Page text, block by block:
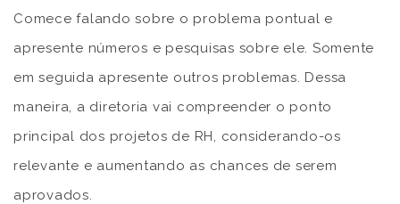
Comece falando sobre o problema pontual e
apresente números e pesquisas sobre ele. Somente
em seguida apresente outros problemas. Dessa
maneira, a diretoria vai compreender o ponto
principal dos projetos de RH, considerando-os
relevante e aumentando as chances de serem
aprovados.